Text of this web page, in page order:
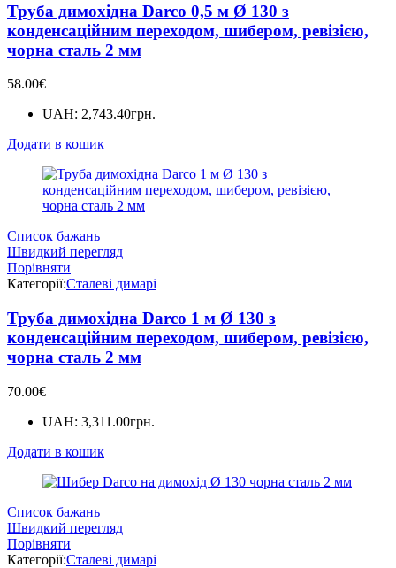
Труба димохідна Darco 0,5 м Ø 130 з
конденсаційним переходом, шибером, ревізією,
чорна сталь 2 мм
58.00€
UAH: 2,743.40грн.
Додати в кошик
Список бажань
Швидкий перегляд
Порівняти
Категорії:Сталеві димарі
Труба димохідна Darco 1 м Ø 130 з
конденсаційним переходом, шибером, ревізією,
чорна сталь 2 мм
70.00€
UAH: 3,311.00грн.
Додати в кошик
Список бажань
Швидкий перегляд
Порівняти
Категорії:Сталеві димарі